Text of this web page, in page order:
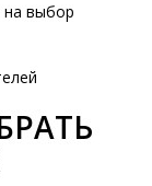
на выбор